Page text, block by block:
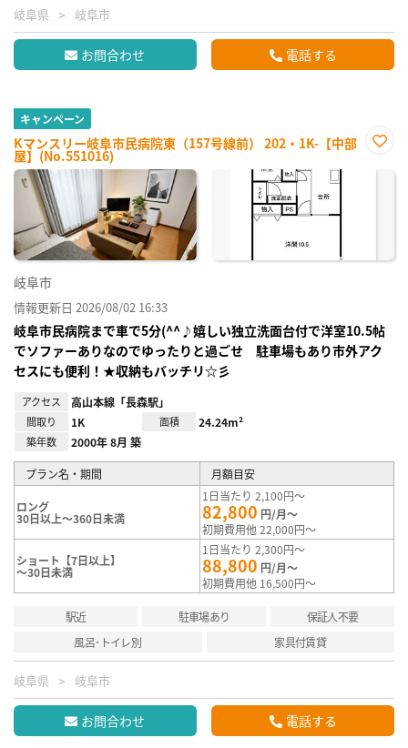
岐阜県 岐阜市
お問合わせ 電話する
キャンペーン
Kマンスリー岐阜市民病院東（157号線前） 202・1K-【中部
屋】(No.551016)
に入
岐阜市
情報更新日 2026/08/02 16:33
岐阜市民病院まで車で5分(^^♪嬉しい独立洗面台付で洋室10.5帖
でソファーありなのでゆったりと過ごせ 駐車場もあり市外アク
セスにも便利！★収納もバッチリ☆彡
アクセス 高山本線「長森駅」
間取り 1K 面積 24.24m²
築年数 2000年 8月 築
プラン名・期間 月額目安
ロング
30日以上～360日未満
1日当たり 2,100円～
82,800 円/月～
初期費用他 22,000円～
ショート【7日以上】
～30日未満
1日当たり 2,300円～
88,800 円/月～
初期費用他 16,500円～
駅近 駐車場あり
保証人不要
風呂･トイレ別
家具付賃貸
岐阜県 岐阜市
お問合わせ 電話する